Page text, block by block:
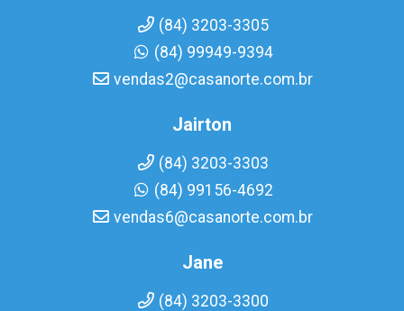
(84) 3203-3305
(84) 99949-9394
vendas2@casanorte.com.br
Jairton
(84) 3203-3303
(84) 99156-4692
vendas6@casanorte.com.br
Jane
(84) 3203-3300